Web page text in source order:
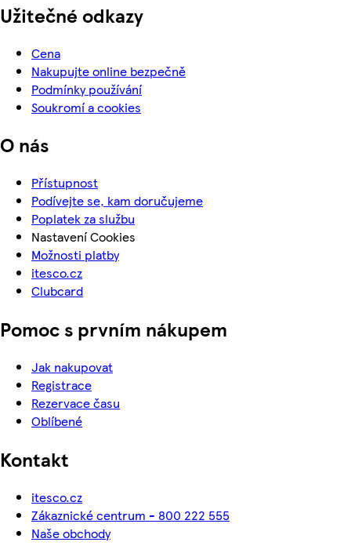
Užitečné odkazy
Cena
Nakupujte online bezpečně
Podmínky používání
Soukromí a cookies
O nás
Přístupnost
Podívejte se, kam doručujeme
Poplatek za službu
Nastavení Cookies
Možnosti platby
itesco.cz
Clubcard
Pomoc s prvním nákupem
Jak nakupovat
Registrace
Rezervace času
Oblíbené
Kontakt
itesco.cz
Zákaznické centrum - 800 222 555
Naše obchody